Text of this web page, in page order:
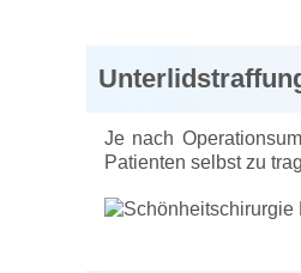
Je nach
Patienten selbst zu